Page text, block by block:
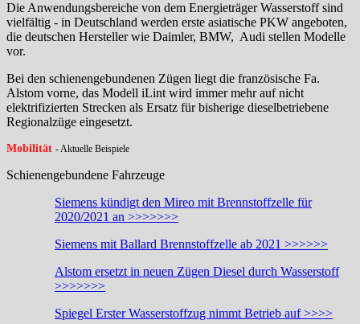
Die Anwendungsbereiche von dem Energieträger Wasserstoff sind
vielfältig - in Deutschland werden erste asiatische PKW angeboten,
die deutschen Hersteller wie Daimler, BMW, Audi stellen Modelle
vor.
Bei den schienengebundenen Zügen liegt die französische Fa.
Alstom vorne, das Modell iLint wird immer mehr auf nicht
elektrifizierten Strecken als Ersatz für bisherige dieselbetriebene
Regionalzüge eingesetzt.
Mobilität - Aktuelle Beispiele
Schienengebundene Fahrzeuge
Siemens kündigt den Mireo mit Brennstoffzelle für
2020/2021 an >>>>>>>
Siemens mit Ballard Brennstoffzelle ab 2021 >>>>>>
Alstom ersetzt in neuen Zügen Diesel durch Wasserstoff
>>>>>>>
Spiegel Erster Wasserstoffzug nimmt Betrieb auf >>>>